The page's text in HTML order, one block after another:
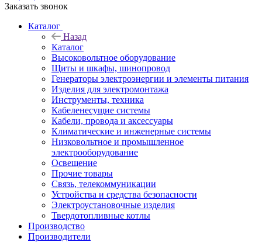
Заказать звонок
Каталог
Назад
Каталог
Высоковольтное оборудование
Щиты и шкафы, шинопровод
Генераторы электроэнергии и элементы питания
Изделия для электромонтажа
Инструменты, техника
Кабеленесущие системы
Кабели, провода и аксессуары
Климатические и инженерные системы
Низковольтное и промышленное
электрооборудование
Освещение
Прочие товары
Связь, телекоммуникации
Устройства и средства безопасности
Электроустановочные изделия
Твердотопливные котлы
Производство
Производители